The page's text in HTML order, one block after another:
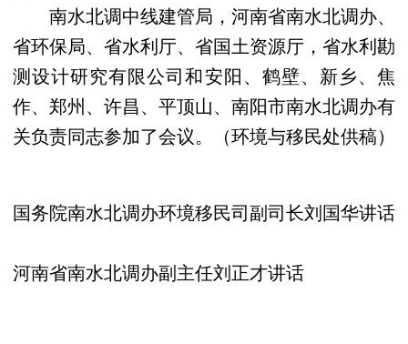
南水北调中线建管局，河南省南水北调办、
省环保局、省水利厅、省国土资源厅，省水利勘
测设计研究有限公司和安阳、鹤壁、新乡、焦
作、郑州、许昌、平顶山、南阳市南水北调办有
关负责同志参加了会议。（环境与移民处供稿）
国务院南水北调办环境移民司副司长刘国华讲话
河南省南水北调办副主任刘正才讲话